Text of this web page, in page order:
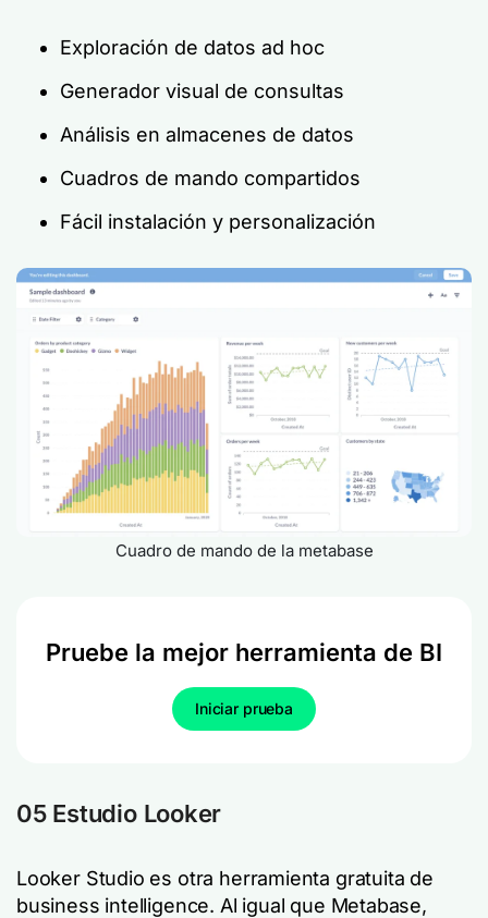
Exploración de datos ad hoc
Generador visual de consultas
Análisis en almacenes de datos
Cuadros de mando compartidos
Fácil instalación y personalización
Cuadro de mando de la metabase
Pruebe la mejor herramienta de BI
Iniciar prueba
05 Estudio Looker
Looker Studio es otra herramienta gratuita de
business intelligence. Al igual que Metabase,